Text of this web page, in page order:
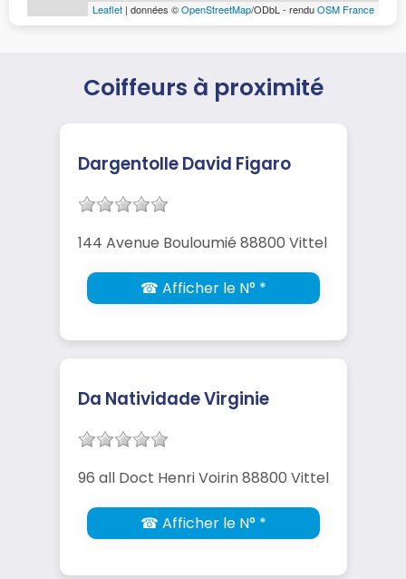
Leaflet | données ©OpenStreetMap/ODbL - renduOSM France
Coiffeurs à proximité
Dargentolle David Figaro
144 Avenue Bouloumié 88800 Vittel
☎ Afficher le N° *
Da Natividade Virginie
96 all Doct Henri Voirin 88800 Vittel
☎ Afficher le N° *